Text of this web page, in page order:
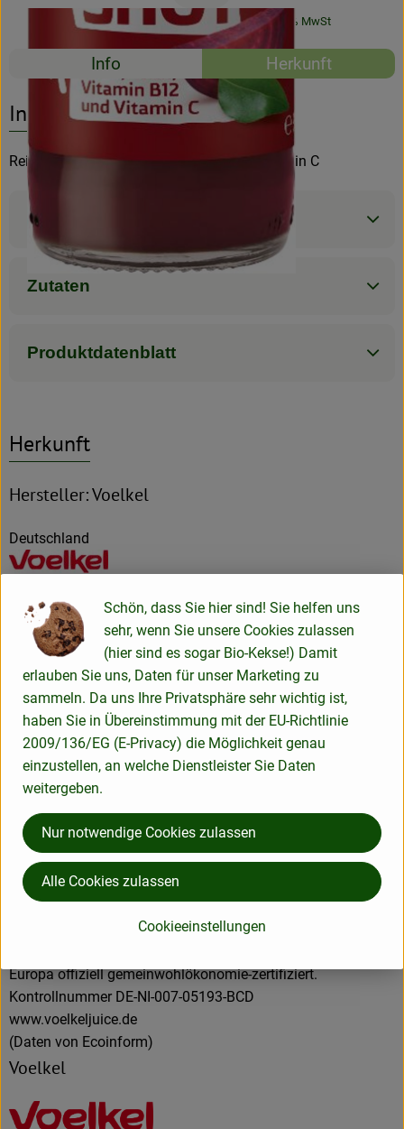
Rezeptarchiv
#61038 2,49 €/ Stück 26,21 €/ Liter 7% MwSt
Rezepte
Info Herkunft
Entdecke passende RezepteEs wurden
Info
Reich an Eisen, Folat, Vitamin B12 und Vitamin C
Produktinformationen
Zutaten
Produktdatenblatt
Herkunft
Hersteller: Voelkel
Deutschland
D 29478 Höhbeck
In unserer familiengeführten Naturkostsafterei im Norden
Deutschlands machen wir Saft so, dass alle etwas davon
haben: Unsere Kund*innen, Mitarbeiter*innen,
Anbaupartner*innen und besonders die Natur – und das seit
mehr als 85 Jahren. Wie wir das machen? Mit 100 % Bio und
Demeter und einem fairen Miteinander. Unser Unternehmen
ist nicht im Besitz einiger Weniger, sondern gehört zwei
gemeinnützigen Stiftungen, die sich voll und ganz der
Förderung des Gemeinwohls und des Naturschutzes
verschrieben haben. Ganz in diesem Sinne kommt ein fester
Teil unseres Gewinns ökologischen, sozialen und kulturellen
Projekten zugute. Der Rest fließt zurück ins Unternehmen,
zum Beispiel in energieeffizientere Anlagen. Seit 2020 sind
Europa offiziell gemeinwohlökonomie-zertifiziert.
Kontrollnummer DE-NI-007-05193-BCD
www.voelkeljuice.de
(Daten von Ecoinform)
Voelkel
Schön, dass Sie hier sind! Sie helfen uns
sehr, wenn Sie unsere Cookies zulassen
(hier sind es sogar Bio-Kekse!) Damit
erlauben Sie uns, Daten für unser Marketing zu
sammeln. Da uns Ihre Privatsphäre sehr wichtig ist,
haben Sie in Übereinstimmung mit der EU-Richtlinie
2009/136/EG (E-Privacy) die Möglichkeit genau
einzustellen, an welche Dienstleister Sie Daten
weitergeben.
Cookieeinstellungen
Nur notwendige Cookies zulassen
Alle Cookies zulassen